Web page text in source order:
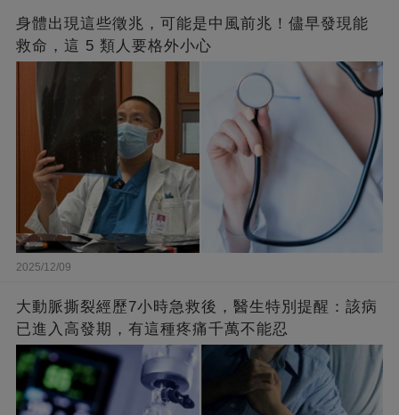
身體出現這些徵兆，可能是中風前兆！儘早發現能
救命，這 5 類人要格外小心
2025/12/09
大動脈撕裂經歷7小時急救後，醫生特別提醒：該病
已進入高發期，有這種疼痛千萬不能忍